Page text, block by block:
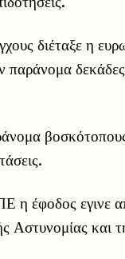
διέταξε η
παράνομα
έφοδος εγινε
Αστυνομίας και